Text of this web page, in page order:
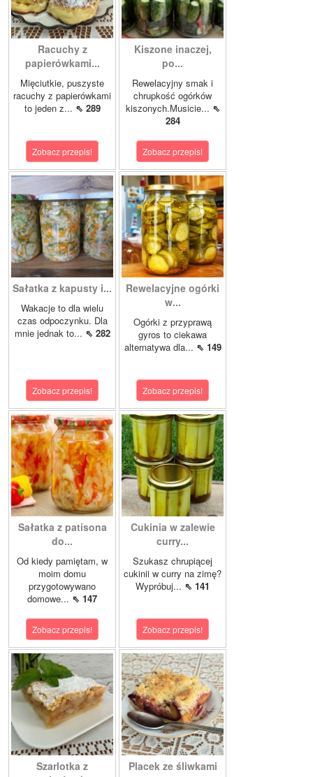
Racuchy z
papierówkami...
Mięciutkie, puszyste
racuchy z papierówkami
to jeden z... ⇖ 289
Zobacz przepis!
Kiszone inaczej,
po...
Rewelacyjny smak i
chrupkość ogórków
kiszonych.Musicie... ⇖
284
Zobacz przepis!
Sałatka z kapusty i...
Wakacje to dla wielu
czas odpoczynku. Dla
mnie jednak to... ⇖ 282
Zobacz przepis!
Rewelacyjne ogórki
w...
Ogórki z przyprawą
gyros to ciekawa
alternatywa dla... ⇖ 149
Zobacz przepis!
Sałatka z patisona
do...
Od kiedy pamiętam, w
moim domu
przygotowywano
domowe... ⇖ 147
Zobacz przepis!
Cukinia w zalewie
curry...
Szukasz chrupiącej
cukinii w curry na zimę?
Wypróbuj... ⇖ 141
Zobacz przepis!
Szarlotka z
Placek ze śliwkami